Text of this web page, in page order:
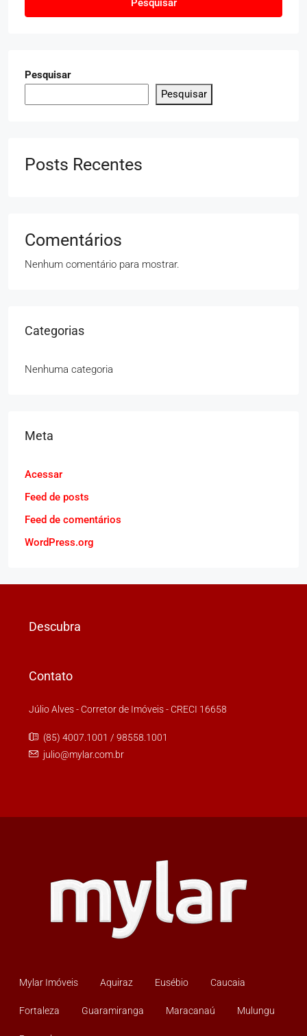
Pesquisar
Pesquisar
Posts Recentes
Comentários
Nenhum comentário para mostrar.
Categorias
Nenhuma categoria
Meta
Acessar
Feed de posts
Feed de comentários
WordPress.org
Descubra
Contato
Júlio Alves - Corretor de Imóveis - CRECI 16658
(85) 4007.1001 / 98558.1001
julio@mylar.com.br
Mylar Imóveis Aquiraz Eusébio Caucaia
Fortaleza Guaramiranga Maracanaú Mulungu